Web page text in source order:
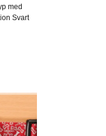
med
Svart